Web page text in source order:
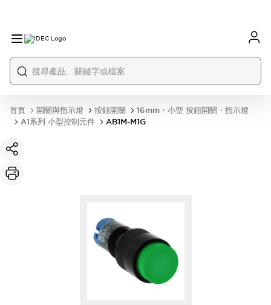
首頁 開關與指示燈 按鈕開關
16mm・小型 按鈕開關・指示燈
A1系列 小型控制元件
AB1M-M1G